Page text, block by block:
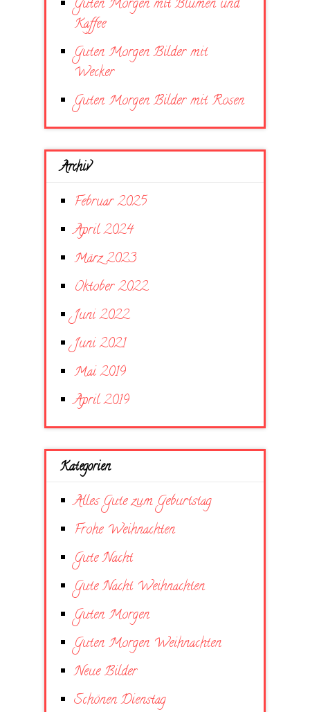
Guten Morgen mit Blumen und
Kaffee
Guten Morgen Bilder mit
Wecker
Guten Morgen Bilder mit Rosen
Archiv
Februar 2025
April 2024
März 2023
Oktober 2022
Juni 2022
Juni 2021
Mai 2019
April 2019
Kategorien
Alles Gute zum Geburtstag
Frohe Weihnachten
Gute Nacht
Gute Nacht Weihnachten
Guten Morgen
Guten Morgen Weihnachten
Neue Bilder
Schönen Dienstag